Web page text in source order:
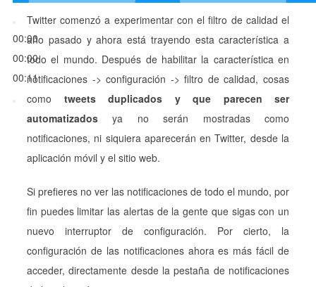
00:00
00:00
00:11
Twitter comenzó a experimentar con el filtro de calidad el
año pasado y ahora está trayendo esta característica a
todo el mundo. Después de habilitar la característica en
notificaciones -> configuración -> filtro de calidad, cosas
como tweets duplicados y que parecen ser
automatizados ya no serán mostradas como
notificaciones, ni siquiera aparecerán en Twitter, desde la
aplicación móvil y el sitio web.
Si prefieres no ver las notificaciones de todo el mundo, por
fin puedes limitar las alertas de la gente que sigas con un
nuevo interruptor de configuración. Por cierto, la
configuración de las notificaciones ahora es más fácil de
acceder, directamente desde la pestaña de notificaciones